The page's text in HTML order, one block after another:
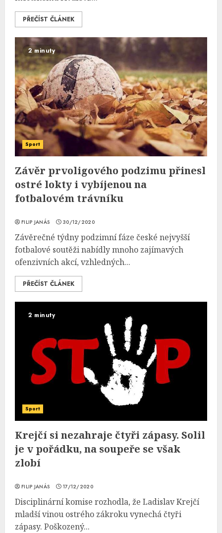
PŘEČÍST ČLÁNEK
2 minuty
Sport
Závěr prvoligového podzimu přinesl
ostré lokty i vybíjenou na
fotbalovém trávníku
FILIP JANÁS 30/12/2020
Závěrečné týdny podzimní fáze české nejvyšší
fotbalové soutěži nabídly mnoho zajímavých
ofenzivních akcí, vzhledných...
PŘEČÍST ČLÁNEK
2 minuty
Sport
Krejčí si nezahraje čtyři zápasy. Solil
je v pořádku, na soupeře se však
zlobí
FILIP JANÁS 17/12/2020
Disciplinární komise rozhodla, že Ladislav Krejčí
mladší vinou ostrého zákroku vynechá čtyři
zápasy. Poškozený...